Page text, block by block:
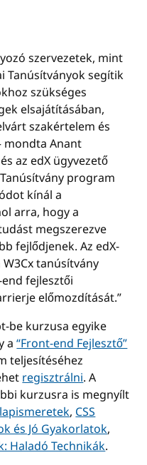
szervezetek, mint
Tanúsítványok segítik
szükséges
elsajátításában,
szakértelem és
mondta Anant
az edX ügyvezető
program
kínál a
arra, hogy a
megszerezve
fejlődjenek. Az edX-
tanúsítvány
fejlesztői
előmozdítását.”
be kurzusa egyike
a“Front-end Fejlesztő”
teljesítéséhez
regisztrálni. A
kurzusra is megnyílt
,CSS
és Jó Gyakorlatok,
Haladó Technikák.